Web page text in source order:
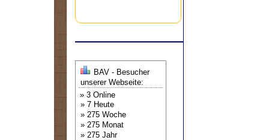
BAV - Besucher
unserer Webseite:
» 3 Online
» 7 Heute
» 275 Woche
» 275 Monat
» 275 Jahr